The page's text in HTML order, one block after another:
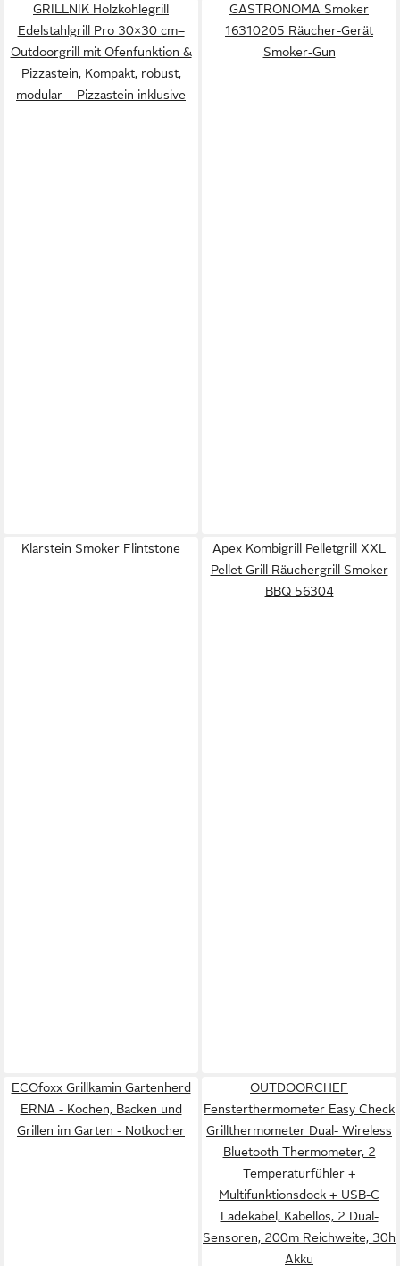
GRILLNIK Holzkohlegrill
Edelstahlgrill Pro 30×30 cm–
Outdoorgrill mit Ofenfunktion &
Pizzastein, Kompakt, robust,
modular – Pizzastein inklusive
GASTRONOMA Smoker
16310205 Räucher-Gerät
Smoker-Gun
Klarstein Smoker Flintstone
Apex Kombigrill Pelletgrill XXL
Pellet Grill Räuchergrill Smoker
BBQ 56304
ECOfoxx Grillkamin Gartenherd
ERNA - Kochen, Backen und
Grillen im Garten - Notkocher
OUTDOORCHEF
Fensterthermometer Easy Check
Grillthermometer Dual- Wireless
Bluetooth Thermometer, 2
Temperaturfühler +
Multifunktionsdock + USB-C
Ladekabel, Kabellos, 2 Dual-
Sensoren, 200m Reichweite, 30h
Akku